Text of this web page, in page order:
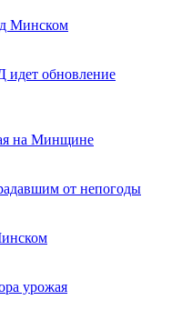
Минском
идет обновление
на Минщине
от непогоды
урожая